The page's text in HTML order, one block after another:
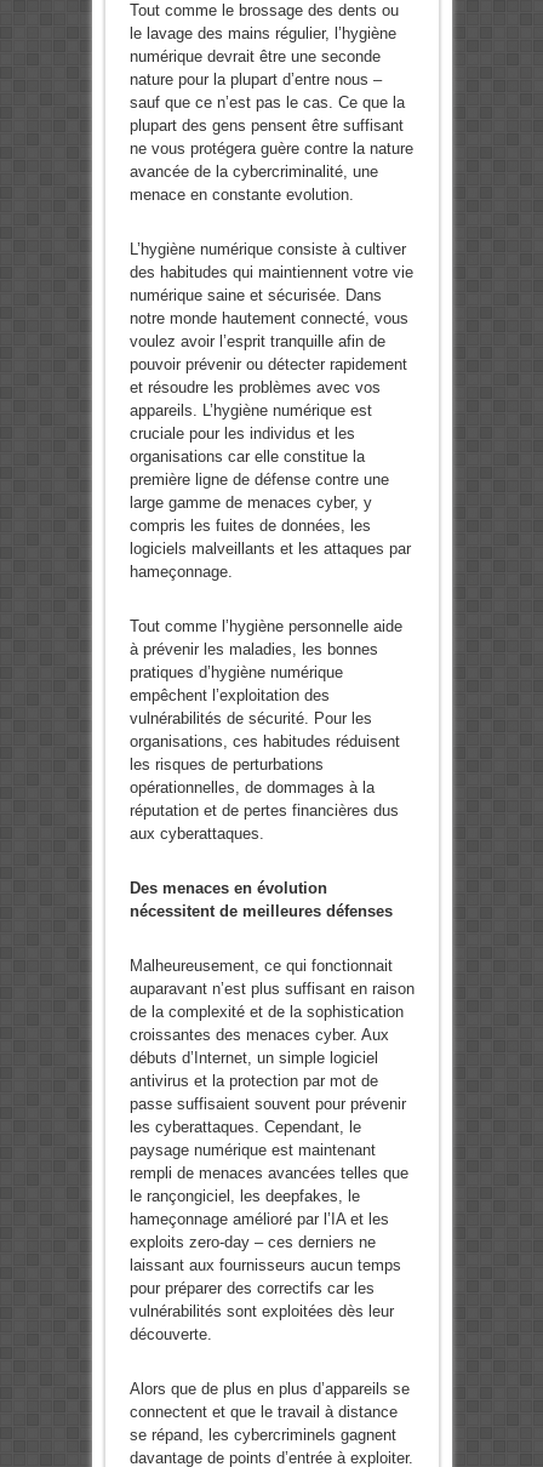
Tout comme le brossage des dents ou
le lavage des mains régulier, l’hygiène
numérique devrait être une seconde
nature pour la plupart d’entre nous –
sauf que ce n’est pas le cas. Ce que la
plupart des gens pensent être suffisant
ne vous protégera guère contre la nature
avancée de la cybercriminalité, une
menace en constante evolution.
L’hygiène numérique consiste à cultiver
des habitudes qui maintiennent votre vie
numérique saine et sécurisée. Dans
notre monde hautement connecté, vous
voulez avoir l’esprit tranquille afin de
pouvoir prévenir ou détecter rapidement
et résoudre les problèmes avec vos
appareils. L’hygiène numérique est
cruciale pour les individus et les
organisations car elle constitue la
première ligne de défense contre une
large gamme de menaces cyber, y
compris les fuites de données, les
logiciels malveillants et les attaques par
hameçonnage.
Tout comme l’hygiène personnelle aide
à prévenir les maladies, les bonnes
pratiques d’hygiène numérique
empêchent l’exploitation des
vulnérabilités de sécurité. Pour les
organisations, ces habitudes réduisent
les risques de perturbations
opérationnelles, de dommages à la
réputation et de pertes financières dus
aux cyberattaques.
Des menaces en évolution
nécessitent de meilleures défenses
Malheureusement, ce qui fonctionnait
auparavant n’est plus suffisant en raison
de la complexité et de la sophistication
croissantes des menaces cyber. Aux
débuts d’Internet, un simple logiciel
antivirus et la protection par mot de
passe suffisaient souvent pour prévenir
les cyberattaques. Cependant, le
paysage numérique est maintenant
rempli de menaces avancées telles que
le rançongiciel, les deepfakes, le
hameçonnage amélioré par l’IA et les
exploits zero-day – ces derniers ne
laissant aux fournisseurs aucun temps
pour préparer des correctifs car les
vulnérabilités sont exploitées dès leur
découverte.
Alors que de plus en plus d’appareils se
connectent et que le travail à distance
se répand, les cybercriminels gagnent
davantage de points d’entrée à exploiter.